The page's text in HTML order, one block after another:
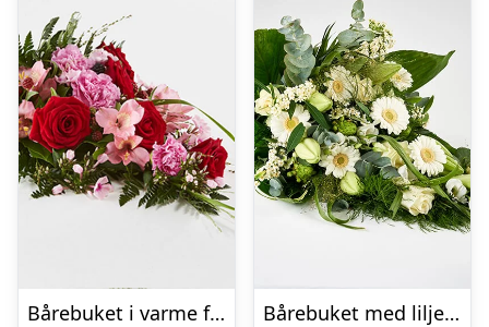
Bårebuket i varme farver – Blomster til begravelse
Bårebuket med liljer, floristens valg – Blomster til begravelse